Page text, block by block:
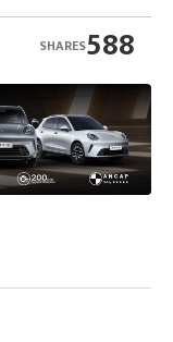
588
SHARES